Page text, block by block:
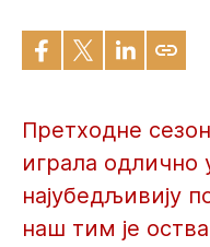
Претходне
играла одлично
најубедљивију
наш тим је